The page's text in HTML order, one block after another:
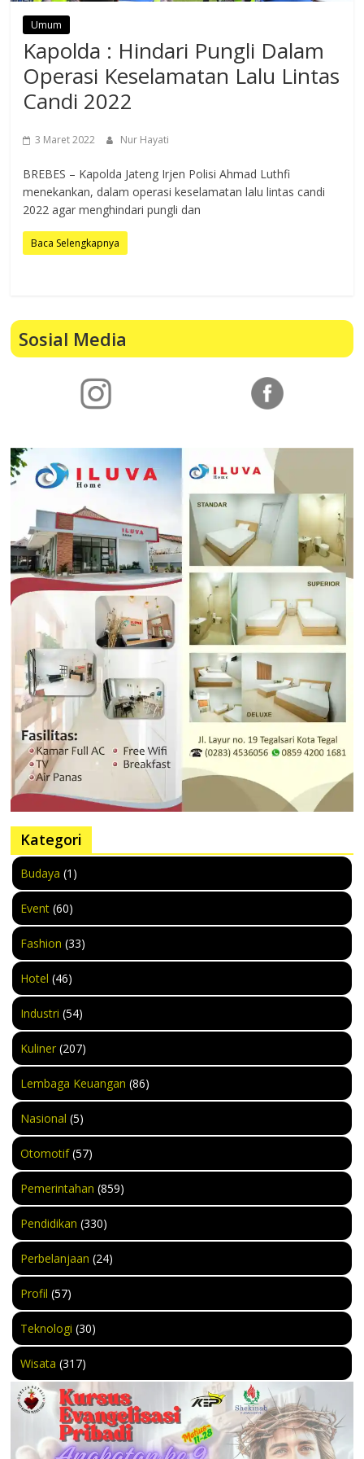
Umum
Kapolda : Hindari Pungli Dalam
Operasi Keselamatan Lalu Lintas
Candi 2022
3 Maret 2022 Nur Hayati
BREBES – Kapolda Jateng Irjen Polisi Ahmad Luthfi
menekankan, dalam operasi keselamatan lalu lintas candi
2022 agar menghindari pungli dan
Baca Selengkapnya
Sosial Media
Kategori
Budaya (1)
Event (60)
Fashion (33)
Hotel (46)
Industri (54)
Kuliner (207)
Lembaga Keuangan (86)
Nasional (5)
Otomotif(57)
Pemerintahan (859)
Pendidikan (330)
Perbelanjaan (24)
Profil (57)
Teknologi (30)
Wisata (317)